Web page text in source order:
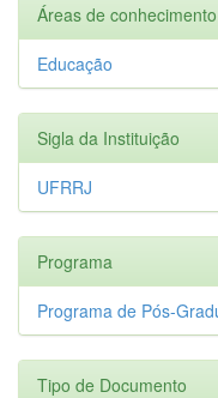
Áreas de conhecimento
Educação
Sigla da Instituição
UFRRJ
Programa
Programa de Pós-
Tipo de Documento